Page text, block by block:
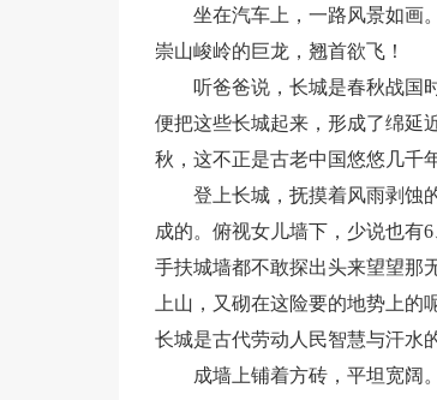
坐在汽车上，一路风景如画
崇山峻岭的巨龙，翘首欲飞！
听爸爸说，长城是春秋战国
便把这些长城起来，形成了绵延
秋，这不正是古老中国悠悠几千
登上长城，抚摸着风雨剥蚀
成的。俯视女儿墙下，少说也有
手扶城墙都不敢探出头来望望那
上山，又砌在这险要的地势上
长城是古代劳动人民智慧与汗水
成墙上铺着方砖，平坦宽阔